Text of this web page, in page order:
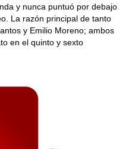
y nunca puntuó por debajo
La razón principal de tanto
y Emilio Moreno; ambos
en el quinto y sexto